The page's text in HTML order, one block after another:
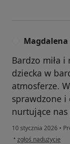
Magdalena
Bardzo miła i
dziecka w
atmosferze.
sprawdzone
nurtujące
10 stycznia 2026 •
• w opinii
zgłoś nadużycie